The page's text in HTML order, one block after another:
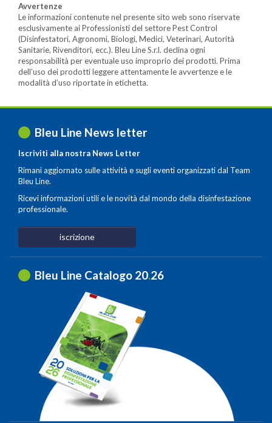
Avvertenze
Le informazioni contenute nel presente sito web sono riservate
esclusivamente ai Professionisti del settore Pest Control
(Disinfestatori, Agronomi, Biologi, Medici, Veterinari, Autorità
Sanitarie, Rivenditori, ecc.). Bleu Line S.r.l. declina ogni
responsabilità per eventuale uso improprio dei prodotti. Prima
dell’uso dei prodotti leggere attentamente le avvertenze e le
modalità d’uso riportate in etichetta.
Bleu Line News letter
Iscriviti alla nostra News Letter
Rimani aggiornato sulle attività e sugli eventi organizzati dal Team
Bleu Line.
Ricevi informazioni utili e le novità dal mondo della disinfestazione
professionale.
iscrizione
Bleu Line Catalogo 20.26